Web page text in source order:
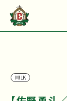
M!LK